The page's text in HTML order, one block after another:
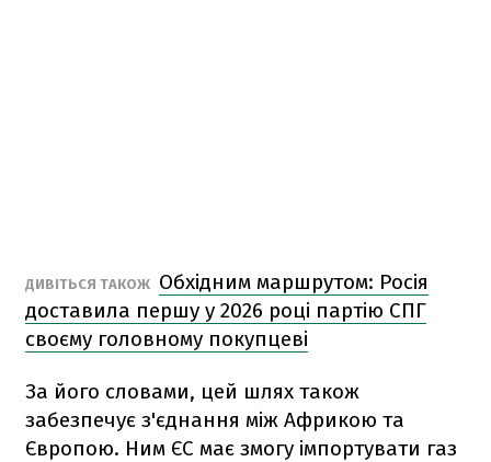
ДИВІТЬСЯ ТАКОЖ Обхідним маршрутом: Росія
доставила першу у 2026 році партію СПГ
своєму головному покупцеві
За його словами, цей шлях також
забезпечує з'єднання між Африкою та
Європою. Ним ЄС має змогу імпортувати газ